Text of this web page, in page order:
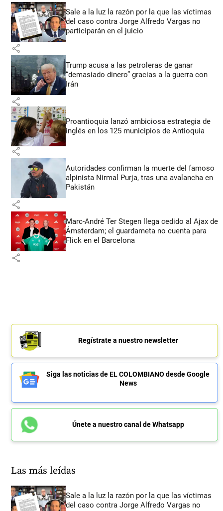
Sale a la luz la razón por la que las víctimas
del caso contra Jorge Alfredo Vargas no
participarán en el juicio
share
Trump acusa a las petroleras de ganar
“demasiado dinero” gracias a la guerra con
Irán
share
Proantioquia lanzó ambiciosa estrategia de
inglés en los 125 municipios de Antioquia
share
Autoridades confirman la muerte del famoso
alpinista Nirmal Purja, tras una avalancha en
Pakistán
share
Marc-André Ter Stegen llega cedido al Ajax de
Ámsterdam; el guardameta no cuenta para
Flick en el Barcelona
share
Regístrate a nuestro newsletter
Siga las noticias de EL COLOMBIANO desde Google
News
Únete a nuestro canal de Whatsapp
Las más leídas
Sale a la luz la razón por la que las víctimas
del caso contra Jorge Alfredo Vargas no